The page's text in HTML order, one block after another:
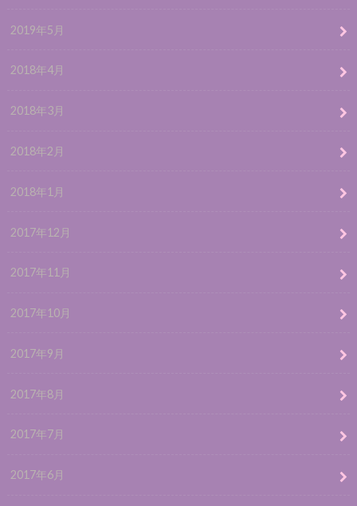
2019年5月
2018年4月
2018年3月
2018年2月
2018年1月
2017年12月
2017年11月
2017年10月
2017年9月
2017年8月
2017年7月
2017年6月